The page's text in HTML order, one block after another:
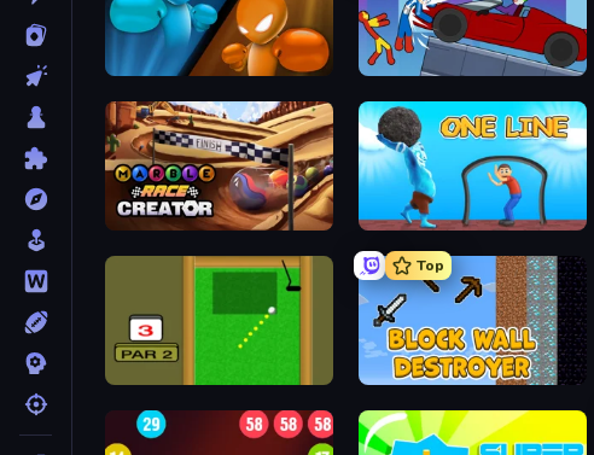
Drunken Boxing Stickman Destruction 3 Heroes
Marble Race Creator One Line
Top
Block Wall Destroyer